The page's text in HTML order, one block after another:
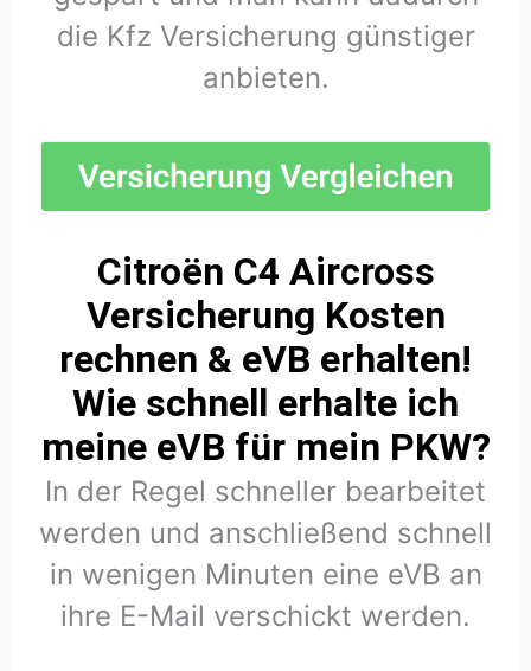
die Kfz Versicherung günstiger
anbieten.
Citroën C4 Aircross
Versicherung Kosten
rechnen & eVB erhalten!
Wie schnell erhalte ich
meine eVB für mein PKW?
In der Regel schneller bearbeitet
werden und anschließend schnell
in wenigen Minuten eine eVB an
ihre E-Mail verschickt werden.